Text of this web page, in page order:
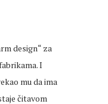
design“ za
I
mu da ima
čitavom